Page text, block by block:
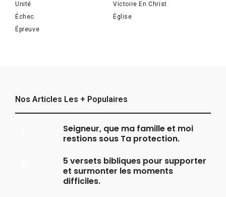
Unité
Victoire En Christ
Échec
Église
Épreuve
Nos Articles Les + Populaires
Seigneur, que ma famille et moi
restions sous Ta protection.
5 versets bibliques pour supporter
et surmonter les moments
difficiles.